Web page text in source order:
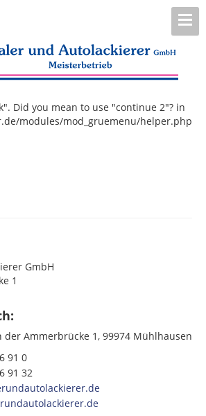
Did you mean to use "continue 2"? in
modules/mod_gruemenu/helper.php
GmbH
1
der Ammerbrücke 1, 99974 Mühlhausen
91 0
91 32